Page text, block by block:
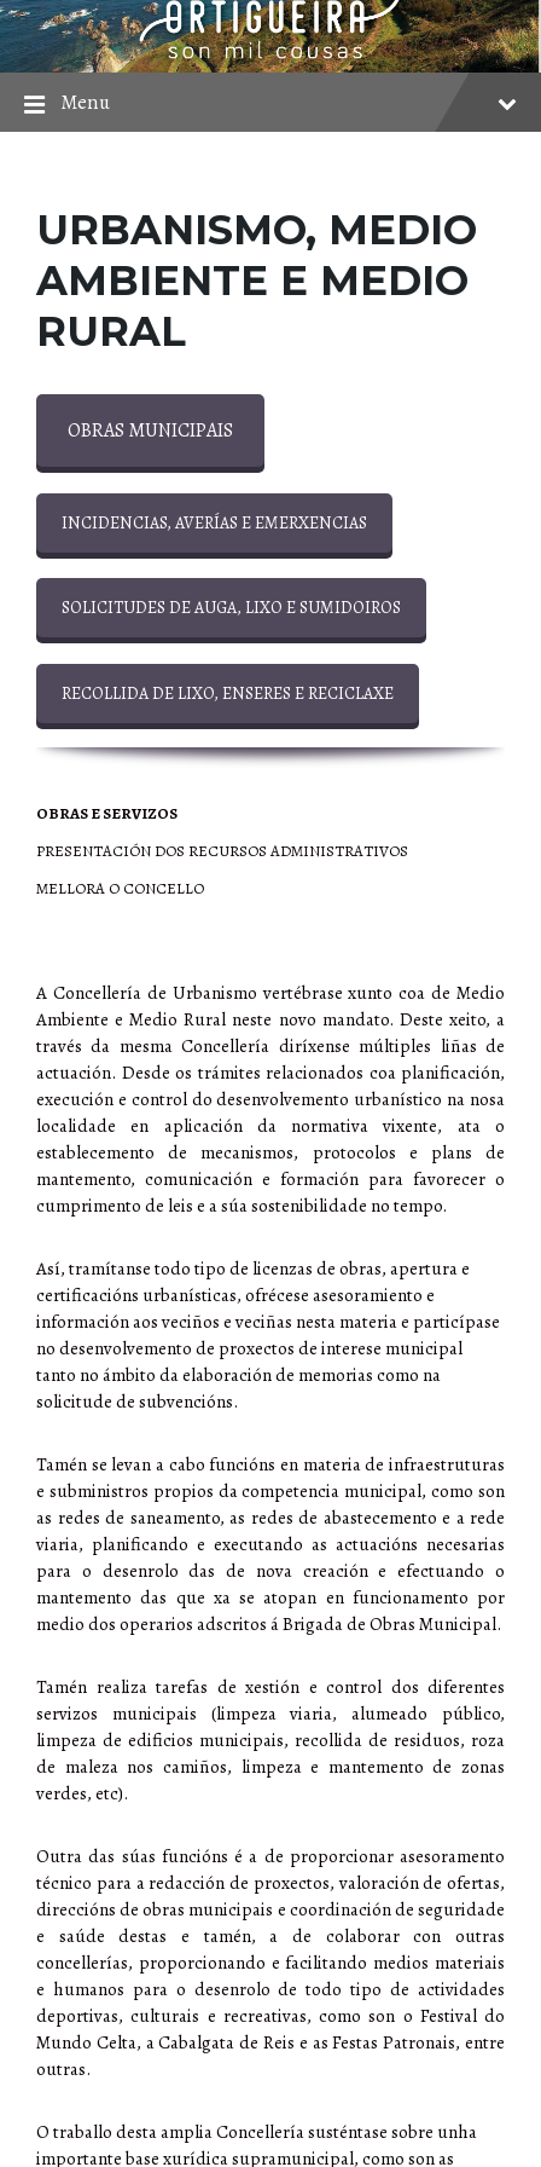
Skip
to
content
Skip
to
main
navigation
Skip
to
footer
Menu
URBANISMO, MEDIO
AMBIENTE E MEDIO
RURAL
OBRAS MUNICIPAIS
INCIDENCIAS, AVERÍAS E EMERXENCIAS
SOLICITUDES DE AUGA, LIXO E SUMIDOIROS
RECOLLIDA DE LIXO, ENSERES E RECICLAXE
OBRAS E SERVIZOS
PRESENTACIÓN DOS RECURSOS ADMINISTRATIVOS
MELLORA O CONCELLO
A Concellería de Urbanismo vertébrase xunto coa de Medio
Ambiente e Medio Rural neste novo mandato. Deste xeito, a
través da mesma Concellería diríxense múltiples liñas de
actuación. Desde os trámites relacionados coa planificación,
execución e control do desenvolvemento urbanístico na nosa
localidade en aplicación da normativa vixente, ata o
establecemento de mecanismos, protocolos e plans de
mantemento, comunicación e formación para favorecer o
cumprimento de leis e a súa sostenibilidade no tempo.
Así, tramítanse todo tipo de licenzas de obras, apertura e
certificacións urbanísticas, ofrécese asesoramiento e
información aos veciños e veciñas nesta materia e particípase
no desenvolvemento de proxectos de interese municipal
tanto no ámbito da elaboración de memorias como na
solicitude de subvencións.
Tamén se levan a cabo funcións en materia de infraestruturas
e subministros propios da competencia municipal, como son
as redes de saneamento, as redes de abastecemento e a rede
viaria, planificando e executando as actuacións necesarias
para o desenrolo das de nova creación e efectuando o
mantemento das que xa se atopan en funcionamento por
medio dos operarios adscritos á Brigada de Obras Municipal.
Tamén realiza tarefas de xestión e control dos diferentes
servizos municipais (limpeza viaria, alumeado público,
limpeza de edificios municipais, recollida de residuos, roza
de maleza nos camiños, limpeza e mantemento de zonas
verdes, etc).
Outra das súas funcións é a de proporcionar asesoramento
técnico para a redacción de proxectos, valoración de ofertas,
direccións de obras municipais e coordinación de seguridade
e saúde destas e tamén, a de colaborar con outras
concellerías, proporcionando e facilitando medios materiais
e humanos para o desenrolo de todo tipo de actividades
deportivas, culturais e recreativas, como son o Festival do
Mundo Celta, a Cabalgata de Reis e as Festas Patronais, entre
outras.
O traballo desta amplia Concellería susténtase sobre unha
importante base xurídica supramunicipal, como son as